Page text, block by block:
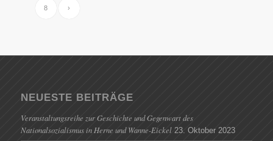
8 ›
NEUESTE BEITRÄGE
Veranstaltungsreihe zur Geschichte und Gegenwart des
Nationalsozialismus in Herne und Wanne-Eickel 23. Oktober 2023